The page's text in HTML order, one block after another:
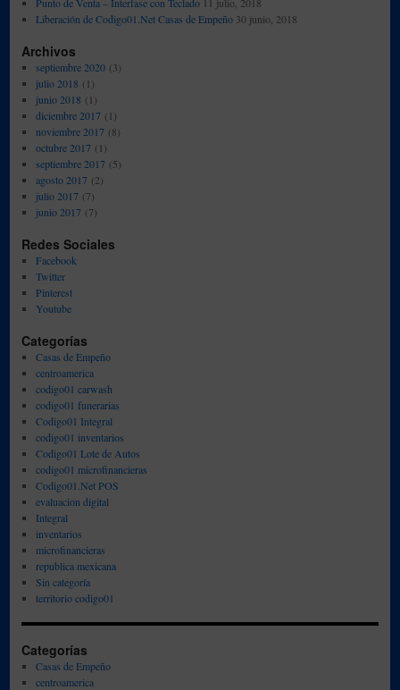
Liberación de Codigo01.Net Casas de Empeño 30 junio, 2018
Archivos
septiembre 2020(3)
julio 2018 (1)
junio 2018 (1)
diciembre 2017 (1)
noviembre 2017 (8)
octubre 2017 (1)
septiembre 2017 (5)
agosto 2017 (2)
julio 2017 (7)
junio 2017 (7)
Redes Sociales
Facebook
Twitter
Pinterest
Youtube
Categorías
Casas de Empeño
centroamerica
codigo01 carwash
codigo01 funerarias
Codigo01 Integral
codigo01 inventarios
Codigo01 Lote de Autos
codigo01 microfinancieras
Codigo01.Net POS
evaluacion digital
Integral
inventarios
microfinancieras
republica mexicana
Sin categoría
territorio codigo01
Categorías
Casas de Empeño
centroamerica